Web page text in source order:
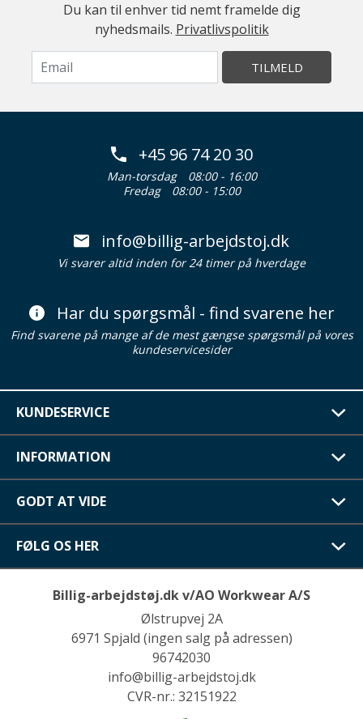
Du kan til enhver tid nemt framelde dig
nyhedsmails. Privatlivspolitik
TILMELD
+45 96 74 20 30
Man-torsdag
08:00 - 16:00
Fredag
08:00 - 15:00
info@billig-arbejdstoj.dk
Vi svarer altid inden for 24 timer på hverdage
Har du spørgsmål - find svarene her
Find svarene på mange af de mest gængse spørgsmål på vores
kundeservicesider
KUNDESERVICE
INFORMATION
GODT AT VIDE
FØLG OS HER
Billig-arbejdstøj.dk v/AO Workwear A/S
Ølstrupvej 2A
6971 Spjald (ingen salg på adressen)
96742030
info@billig-arbejdstoj.dk
CVR-nr.: 32151922